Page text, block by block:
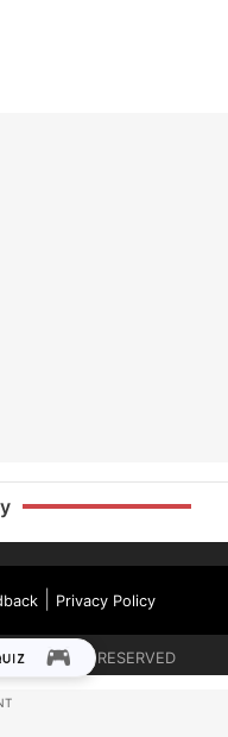
| Privacy Policy
RIGHTS RESERVED